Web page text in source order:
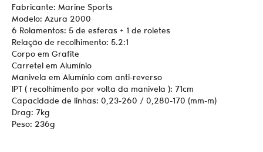
Fabricante: Marine Sports
Modelo: Azura 2000
6 Rolamentos: 5 de esferas + 1 de roletes
Relação de recolhimento: 5.2:1
Corpo em Grafite
Carretel em Alumínio
Manivela em Alumínio com anti-reverso
IPT ( recolhimento por volta da manivela ): 71cm
Capacidade de linhas: 0,23-260 / 0,280-170 (mm-m)
Drag: 7kg
Peso: 236g